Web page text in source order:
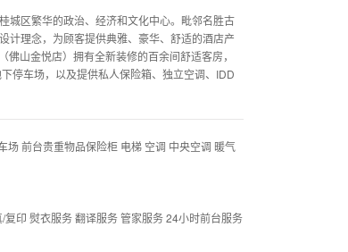
区繁华的政治、经济和文化中心。毗邻名胜古
计理念，为顾客提供典雅、豪华、舒适的酒店产
山金悦店）拥有全新装修的百余间舒适客房，
停车场，以及提供私人保险箱、独立空调、IDD
前台贵重物品保险柜 电梯 空调 中央空调 暖气
印 熨衣服务 翻译服务 管家服务 24小时前台服务